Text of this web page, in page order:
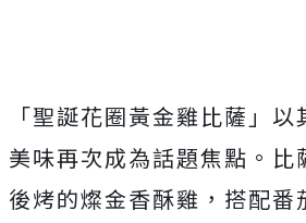
「聖誕花圈黃金雞比薩」
美味再次成為話題焦點。比
後烤的燦金香酥雞，搭配番